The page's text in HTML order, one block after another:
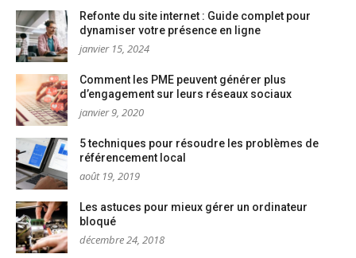
Refonte du site internet : Guide complet pour
dynamiser votre présence en ligne
janvier 15, 2024
Comment les PME peuvent générer plus
d’engagement sur leurs réseaux sociaux
janvier 9, 2020
5 techniques pour résoudre les problèmes de
référencement local
août 19, 2019
Les astuces pour mieux gérer un ordinateur
bloqué
décembre 24, 2018